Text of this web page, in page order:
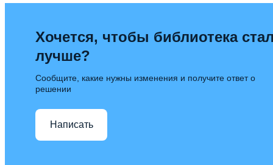
Хочется, чтобы библиотека
лучше?
Сообщите, какие нужны изменения и получите ответ о
решении
Написать